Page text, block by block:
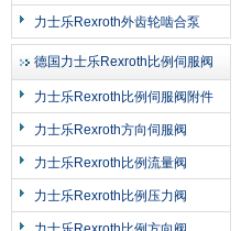
力士乐Rexroth外齿轮啮合泵
德国力士乐Rexroth比例伺服阀
力士乐Rexroth比例伺服阀附件
力士乐Rexroth方向伺服阀
力士乐Rexroth比例流量阀
力士乐Rexroth比例压力阀